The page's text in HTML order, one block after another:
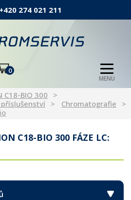
+420 274 021 211
0
MENU
C18-BIO 300
Chromatografie
C18-BIO 300 FÁZE LC: